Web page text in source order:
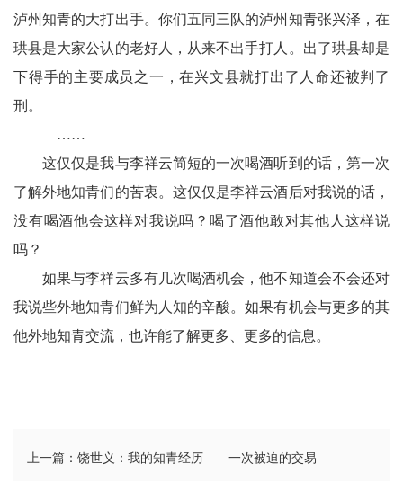
泸州知青的大打出手。你们五同三队的泸州知青张兴泽，在
珙县是大家公认的老好人，从来不出手打人。出了珙县却是
下得手的主要成员之一，在兴文县就打出了人命还被判了
刑。
……
这仅仅是我与李祥云简短的一次喝酒听到的话，第一次
了解外地知青们的苦衷。这仅仅是李祥云酒后对我说的话，
没有喝酒他会这样对我说吗？喝了酒他敢对其他人这样说
吗？
如果与李祥云多有几次喝酒机会，他不知道会不会还对
我说些外地知青们鲜为人知的辛酸。如果有机会与更多的其
他外地知青交流，也许能了解更多、更多的信息。
上一篇：饶世义：我的知青经历——一次被迫的交易